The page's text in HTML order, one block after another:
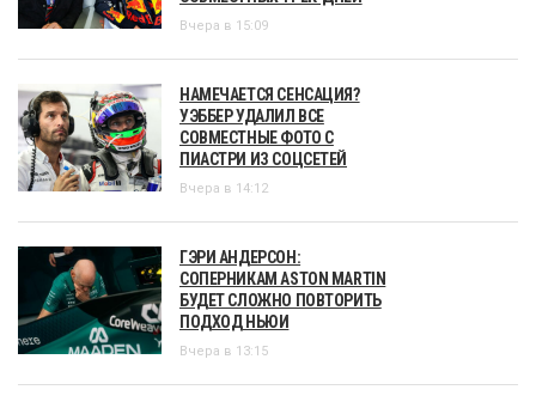
Вчера в 15:09
НАМЕЧАЕТСЯ СЕНСАЦИЯ?
УЭББЕР УДАЛИЛ ВСЕ
СОВМЕСТНЫЕ ФОТО С
ПИАСТРИ ИЗ СОЦСЕТЕЙ
Вчера в 14:12
ГЭРИ АНДЕРСОН:
СОПЕРНИКАМ ASTON MARTIN
БУДЕТ СЛОЖНО ПОВТОРИТЬ
ПОДХОД НЬЮИ
Вчера в 13:15